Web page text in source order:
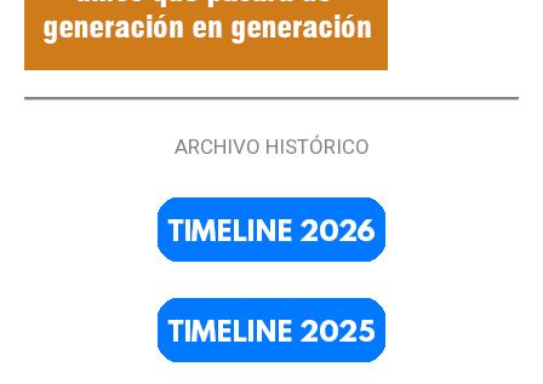
ARCHIVO HISTÓRICO